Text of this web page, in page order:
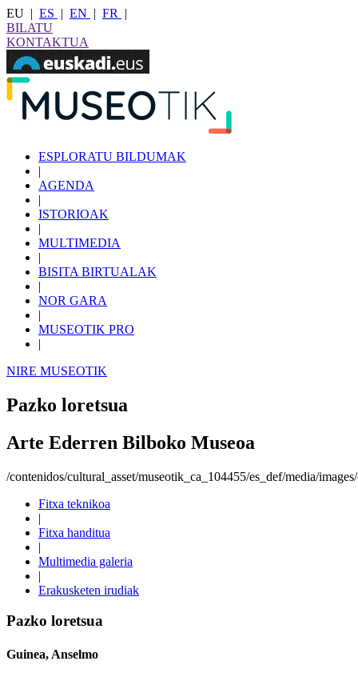
EU | ES | EN | FR
|
BILATU
KONTAKTUA
ESPLORATU BILDUMAK
|
AGENDA
|
ISTORIOAK
|
MULTIMEDIA
|
BISITA BIRTUALAK
|
NOR GARA
|
MUSEOTIK PRO
|
NIRE MUSEOTIK
Pazko loretsua
Arte Ederren Bilboko Museoa
/contenidos/cultural_asset/museotik_ca_104455/es_def/media/
Fitxa teknikoa
|
Fitxa handitua
|
Multimedia galeria
|
Erakusketen irudiak
Pazko loretsua
Guinea, Anselmo